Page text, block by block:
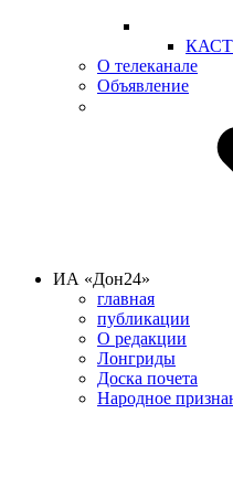
О телеканале
Объявление
ИА «Дон24»
главная
публикации
О редакции
Лонгриды
Доска почета
Народное